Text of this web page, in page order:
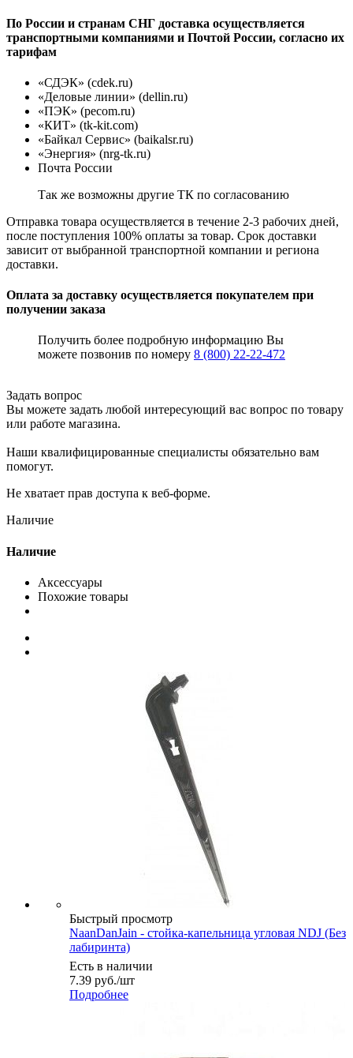
По России и странам СНГ доставка осуществляется
транспортными компаниями и Почтой России, согласно их
тарифам
«СДЭК» (cdek.ru)
«Деловые линии» (dellin.ru)
«ПЭК» (pecom.ru)
«КИТ» (tk-kit.com)
«Байкал Сервис» (baikalsr.ru)
«Энергия» (nrg-tk.ru)
Почта России
Так же возможны другие ТК по согласованию
Отправка товара осуществляется в течение 2-3 рабочих дней,
после поступления 100% оплаты за товар. Срок доставки
зависит от выбранной транспортной компании и региона
доставки.
Оплата за доставку осуществляется покупателем при
получении заказа
Получить более подробную информацию Вы
можете позвонив по номеру 8 (800) 22-22-472
Задать вопрос
Вы можете задать любой интересующий вас вопрос по товару
или работе магазина.
Наши квалифицированные специалисты обязательно вам
помогут.
Не хватает прав доступа к веб-форме.
Наличие
Наличие
Аксессуары
Похожие товары
Быстрый просмотр
NaanDanJain - стойка-капельница угловая NDJ (Без
лабиринта)
Есть в наличии
7.39 руб./шт
Подробнее